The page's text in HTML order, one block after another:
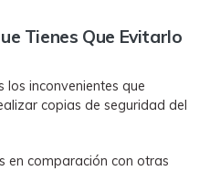
Tienes Que Evitarlo
inconvenientes que
copias de seguridad del
en comparación con otras